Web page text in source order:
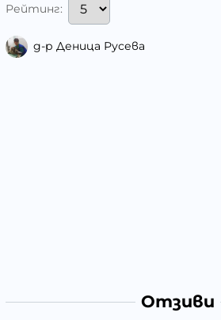
Рейтинг:
д-р Деница Русева
Отзиви